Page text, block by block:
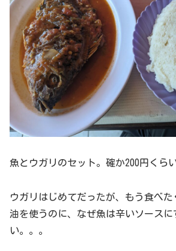
魚とウガリのセット。確か200円くらい
ウガリはじめてだったが、もう食べ
油を使うのに、なぜ魚は辛いソースに
い。。。